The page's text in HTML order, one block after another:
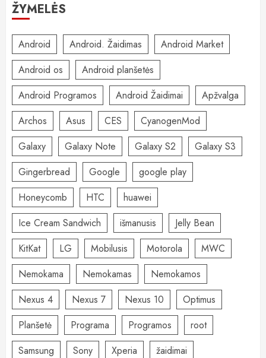
ŽYMELĖS
Android Android. Žaidimas
Android Market
Android os
Android planšetės
Android Programos
Android Žaidimai
Apžvalga
Archos
Asus CES
CyanogenMod
Galaxy
Galaxy Note Galaxy S2
Galaxy S3
Gingerbread
Google
google play
Honeycomb
HTC
huawei
Ice Cream Sandwich
išmanusis
Jelly Bean
KitKat
LG Mobilusis Motorola
MWC
Nemokama
Nemokamas
Nemokamos
Nexus 4
Nexus 7 Nexus 10
Optimus
Planšetė
Programa Programos
root
Samsung
Sony Xperia žaidimai